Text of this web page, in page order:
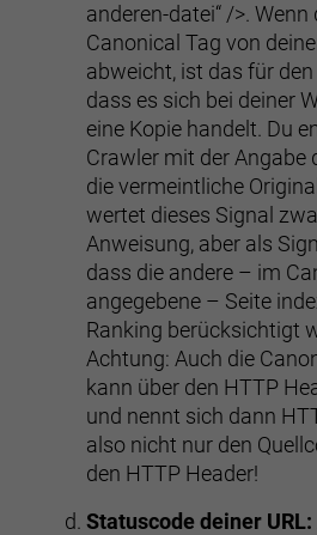
anderen-datei“ />.
Canonical Tag von
abweicht, ist das für
dass es sich bei deiner
eine Kopie handelt. Du
Crawler mit der Angabe
die vermeintliche
wertet dieses Signal
Anweisung, aber als
dass die andere – im
angegebene – Seite
Ranking berücksichtigt
Achtung: Auch die
kann über den HTTP
und nennt sich dann
also nicht nur den
den HTTP Header!
Statuscode deiner URL: